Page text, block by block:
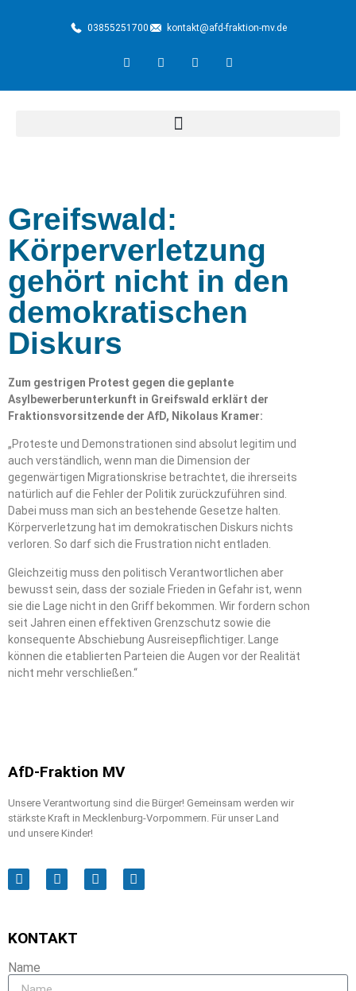
03855251700 kontakt@afd-fraktion-mv.de
Greifswald:
Körperverletzung
gehört nicht in den
demokratischen
Diskurs
Zum gestrigen Protest gegen die geplante
Asylbewerberunterkunft in Greifswald erklärt der
Fraktionsvorsitzende der AfD, Nikolaus Kramer:
„Proteste und Demonstrationen sind absolut legitim und
auch verständlich, wenn man die Dimension der
gegenwärtigen Migrationskrise betrachtet, die ihrerseits
natürlich auf die Fehler der Politik zurückzuführen sind.
Dabei muss man sich an bestehende Gesetze halten.
Körperverletzung hat im demokratischen Diskurs nichts
verloren. So darf sich die Frustration nicht entladen.
Gleichzeitig muss den politisch Verantwortlichen aber
bewusst sein, dass der soziale Frieden in Gefahr ist, wenn
sie die Lage nicht in den Griff bekommen. Wir fordern schon
seit Jahren einen effektiven Grenzschutz sowie die
konsequente Abschiebung Ausreisepflichtiger. Lange
können die etablierten Parteien die Augen vor der Realität
nicht mehr verschließen.“
AfD-Fraktion MV
Unsere Verantwortung sind die Bürger! Gemeinsam werden wir
stärkste Kraft in Mecklenburg-Vorpommern. Für unser Land
und unsere Kinder!
KONTAKT
Name